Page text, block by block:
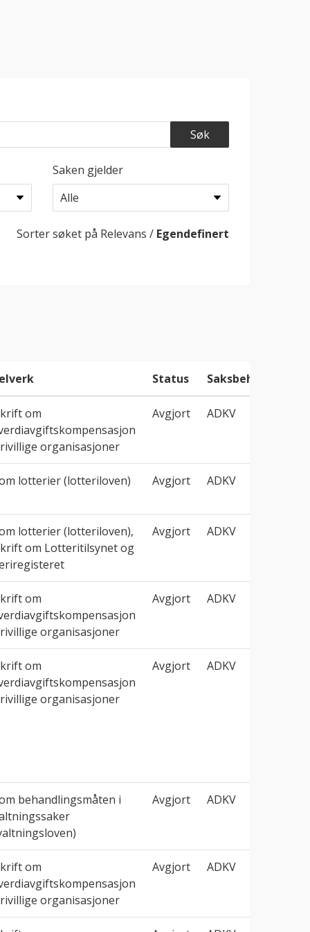
Saken gjelder
Sorter søket på Relevans / Egendefinert
Status Saksbeh.
om
organisasjoner
Avgjort ADKV
lotterier (lotteriloven) Avgjort ADKV
lotterier (lotteriloven),
om Lotteritilsynet og
Avgjort ADKV
om
organisasjoner
Avgjort ADKV
om
organisasjoner
Avgjort ADKV
behandlingsmåten i
Avgjort ADKV
om
organisasjoner
Avgjort ADKV